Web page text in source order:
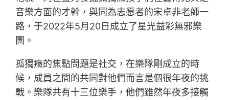
音樂方面的才幹，與同為志愿者的宋卓非老師一
路，于2022年5月20日成立了星光益彩無邪樂
團。
孤獨癥的焦點問題是社交，在樂隊剛成立的時
候，成員之間的共同對他們而言是個很年夜的挑
戰。樂隊共有十三位樂手，他們雖然年夜多接觸